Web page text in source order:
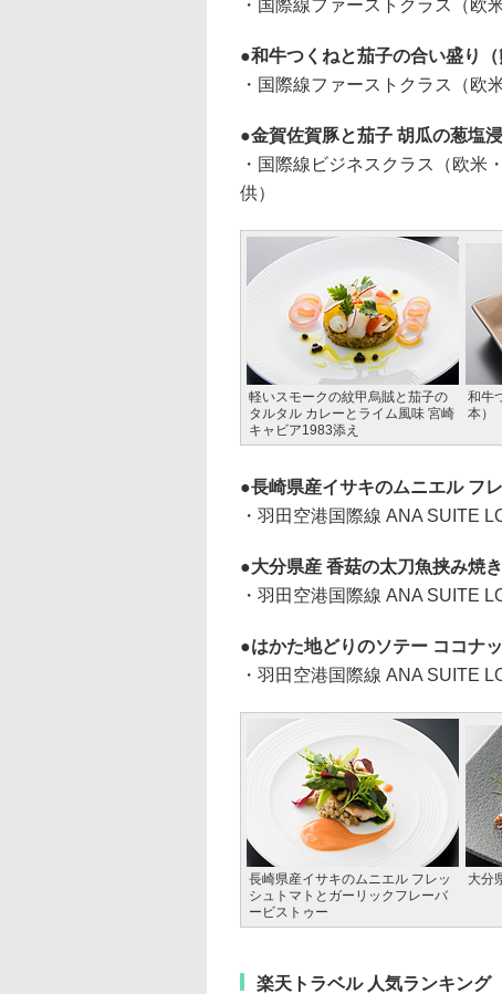
・国際線ファーストクラス（欧
和牛つくねと茄子の合い盛り（
・国際線ファーストクラス（欧
金賀佐賀豚と茄子 胡瓜の葱塩
・国際線ビジネスクラス（欧米
供）
軽いスモークの紋甲烏賊と茄子の
タルタル カレーとライム風味 宮崎
キャビア1983添え
和牛
本）
長崎県産イサキのムニエル フ
・羽田空港国際線 ANA SUITE
大分県産 香菇の太刀魚挟み焼き
・羽田空港国際線 ANA SUITE
はかた地どりのソテー ココナ
・羽田空港国際線 ANA SUITE
長崎県産イサキのムニエル フレッ
シュトマトとガーリックフレーバ
ービストゥー
大分
楽天トラベル 人気ランキング